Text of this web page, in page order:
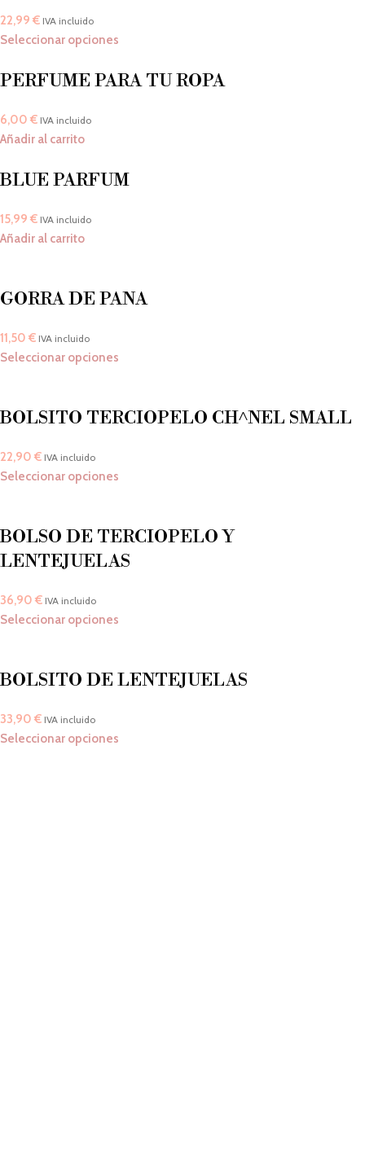
22,99 € IVA incluido
Seleccionar opciones
PERFUME PARA TU ROPA
6,00 € IVA incluido
Añadir al carrito
BLUE PARFUM
15,99 € IVA incluido
Añadir al carrito
GORRA DE PANA
11,50 € IVA incluido
Seleccionar opciones
BOLSITO TERCIOPELO CH^NEL SMALL
22,90 € IVA incluido
Seleccionar opciones
BOLSO DE TERCIOPELO Y
LENTEJUELAS
36,90 € IVA incluido
Seleccionar opciones
BOLSITO DE LENTEJUELAS
33,90 € IVA incluido
Seleccionar opciones